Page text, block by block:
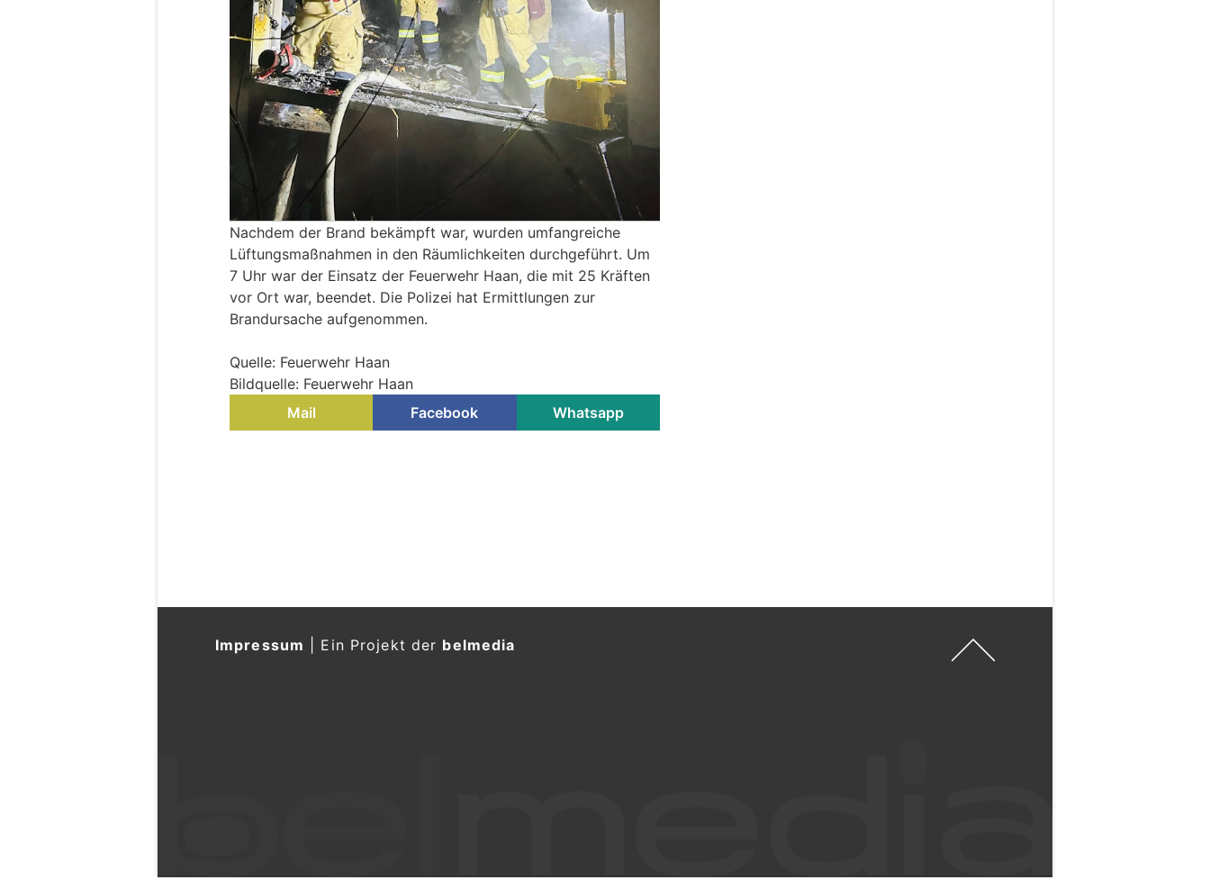
Nachdem der Brand bekämpft war, wurden umfangreiche
Lüftungsmaßnahmen in den Räumlichkeiten durchgeführt. Um
7 Uhr war der Einsatz der Feuerwehr Haan, die mit 25 Kräften
vor Ort war, beendet. Die Polizei hat Ermittlungen zur
Brandursache aufgenommen.
Quelle: Feuerwehr Haan
Bildquelle: Feuerwehr Haan
Mail
Facebook Whatsapp
Impressum Ein Projekt der belmedia